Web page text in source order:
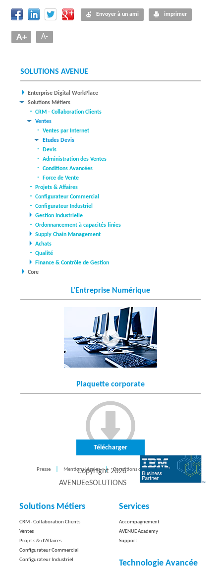
Envoyer à un ami imprimer
A+ A-
SOLUTIONS AVENUE
Enterprise Digital WorkPlace
Solutions Métiers
CRM - Collaboration Clients
Ventes
Ventes par Internet
Etudes Devis
Devis
Administration des Ventes
Conditions Avancées
Force de Vente
Projets & Affaires
Configurateur Commercial
Configurateur Industriel
Gestion Industrielle
Ordonnancement à capacités finies
Supply Chain Management
Achats
Qualité
Finance & Contrôle de Gestion
Core
L'Entreprise Numérique
Plaquette corporate
Télécharger
Presse Mentions légales Conditions d'utilisation CONTACT
Copyright 2026
AVENUEeSOLUTIONS
Solutions Métiers
CRM - Collaboration Clients
Ventes
Projets & d'Affaires
Configurateur Commercial
Configurateur Industriel
Services
Accompagnement
AVENUE Academy
Support
Technologie Avancée